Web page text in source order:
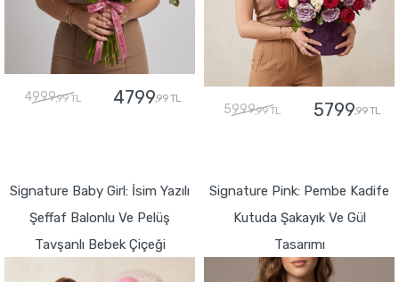
4999,99 TL 4799,99 TL
5999,99 TL 5799,99 TL
Signature Baby Girl: İsim Yazılı
Şeffaf Balonlu Ve Pelüş
Tavşanlı Bebek Çiçeği
Signature Pink: Pembe Kadife
Kutuda Şakayık Ve Gül
Tasarımı